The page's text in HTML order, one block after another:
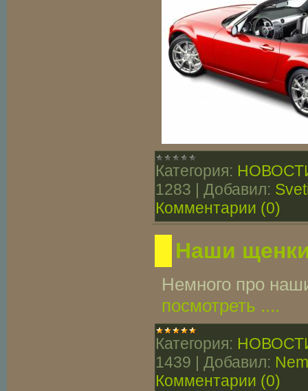
Категория:
1283
Добавил:
Комментарии (0)
Наши
Немного про
посмотреть ....
Категория:
1439
Добавил:
Комментарии (0)